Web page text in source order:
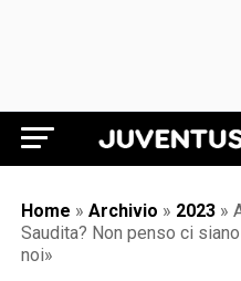
Home » Archivio » 2023 »
Saudita? Non penso ci
noi»